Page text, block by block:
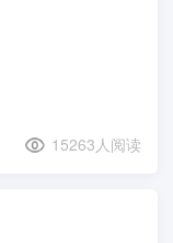
15263人阅读